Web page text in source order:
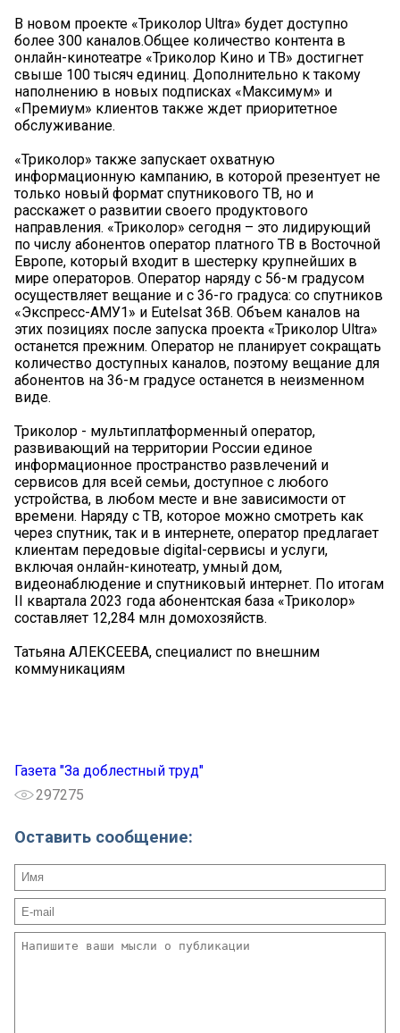
В новом проекте «Триколор Ultra» будет доступно
более 300 каналов.Общее количество контента в
онлайн-кинотеатре «Триколор Кино и ТВ» достигнет
свыше 100 тысяч единиц. Дополнительно к такому
наполнению в новых подписках «Максимум» и
«Премиум» клиентов также ждет приоритетное
обслуживание.
«Триколор» также запускает охватную
информационную кампанию, в которой презентует не
только новый формат спутникового ТВ, но и
расскажет о развитии своего продуктового
направления. «Триколор» сегодня – это лидирующий
по числу абонентов оператор платного ТВ в Восточной
Европе, который входит в шестерку крупнейших в
мире операторов. Оператор наряду с 56-м градусом
осуществляет вещание и с 36-го градуса: со спутников
«Экспресс-АМУ1» и Eutelsat 36B. Объем каналов на
этих позициях после запуска проекта «Триколор Ultra»
останется прежним. Оператор не планирует сокращать
количество доступных каналов, поэтому вещание для
абонентов на 36-м градусе останется в неизменном
виде.
Триколор - мультиплатформенный оператор,
развивающий на территории России единое
информационное пространство развлечений и
сервисов для всей семьи, доступное с любого
устройства, в любом месте и вне зависимости от
времени. Наряду с ТВ, которое можно смотреть как
через спутник, так и в интернете, оператор предлагает
клиентам передовые digital-сервисы и услуги,
включая онлайн-кинотеатр, умный дом,
видеонаблюдение и спутниковый интернет. По итогам
II квартала 2023 года абонентская база «Триколор»
составляет 12,284 млн домохозяйств.
Татьяна АЛЕКСЕЕВА, специалист по внешним
коммуникациям
Газета "За доблестный труд"
297275
Оставить сообщение: